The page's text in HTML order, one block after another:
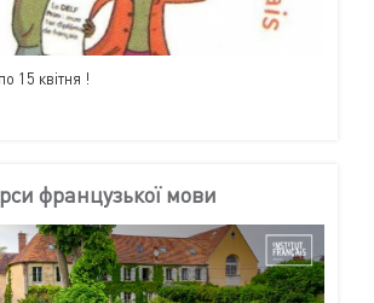
15 квітня !
французької мови